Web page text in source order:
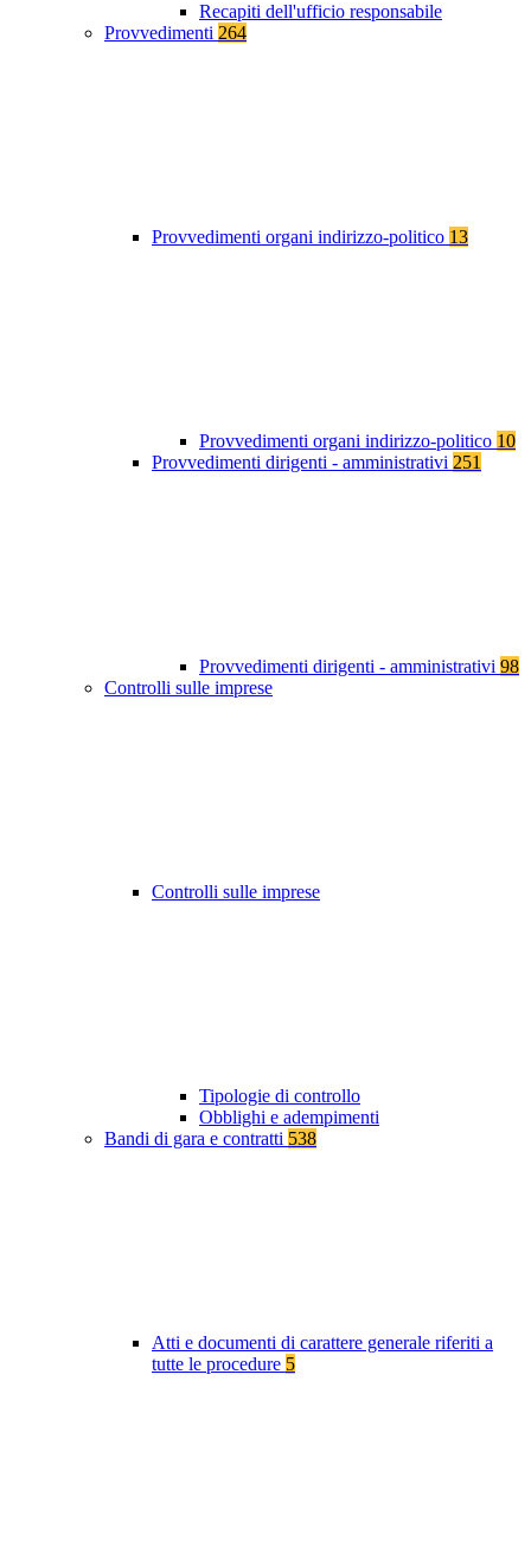
Recapiti dell'ufficio responsabile
Provvedimenti 264
Provvedimenti organi indirizzo-politico 13
Provvedimenti organi indirizzo-politico 10
Provvedimenti dirigenti - amministrativi 251
Provvedimenti dirigenti - amministrativi 98
Controlli sulle imprese
Controlli sulle imprese
Tipologie di controllo
Obblighi e adempimenti
Bandi di gara e contratti 538
Atti e documenti di carattere generale riferiti a
tutte le procedure 5